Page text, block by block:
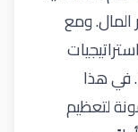
المال. ومع
في هذا
لتعظيم